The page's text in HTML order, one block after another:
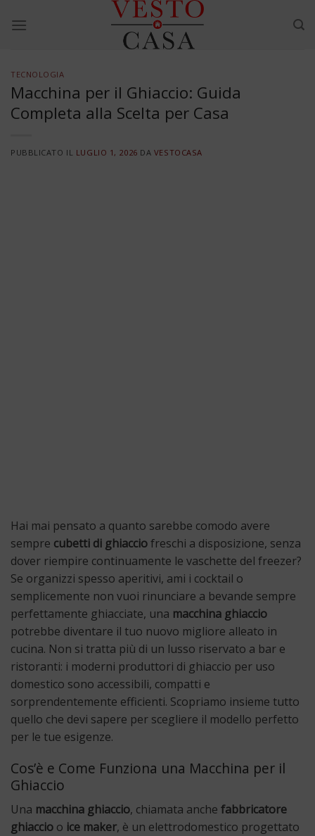
TECNOLOGIA
Macchina per il Ghiaccio: Guida
Completa alla Scelta per Casa
PUBBLICATO IL LUGLIO 1, 2026 DA VESTOCASA
Hai mai pensato a quanto sarebbe comodo avere
sempre cubetti di ghiacciofreschi a disposizione, senza
dover riempire continuamente le vaschette del freezer?
Se organizzi spesso aperitivi, ami i cocktail o
semplicemente non vuoi rinunciare a bevande sempre
perfettamente ghiacciate, una macchina ghiaccio
potrebbe diventare il tuo nuovo migliore alleato in
cucina. Non si tratta più di un lusso riservato a bar e
ristoranti: i moderni produttori di ghiaccio per uso
domestico sono accessibili, compatti e
sorprendentemente efficienti. Scopriamo insieme tutto
quello che devi sapere per scegliere il modello perfetto
per le tue esigenze.
Cos’è e Come Funziona una Macchina per il
Ghiaccio
Una macchina ghiaccio, chiamata anche fabbricatore
ghiaccio o ice maker, è un elettrodomestico progettato